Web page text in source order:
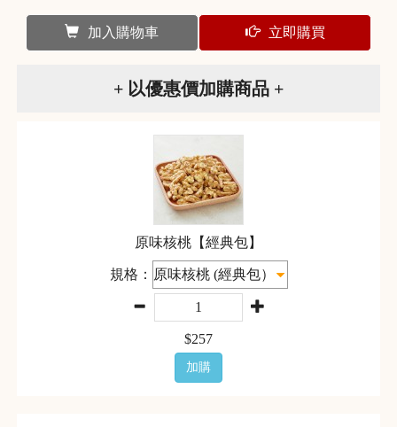
加入購物車 立即購買
+ 以優惠價加購商品 +
原味核桃【經典包】
規格：
$257
加購